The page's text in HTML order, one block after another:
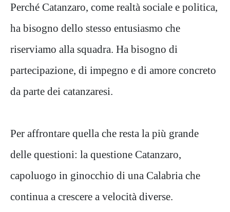
Perché Catanzaro, come realtà sociale e politica,
ha bisogno dello stesso entusiasmo che
riserviamo alla squadra. Ha bisogno di
partecipazione, di impegno e di amore concreto
da parte dei catanzaresi.
Per affrontare quella che resta la più grande
delle questioni: la questione Catanzaro,
capoluogo in ginocchio di una Calabria che
continua a crescere a velocità diverse.